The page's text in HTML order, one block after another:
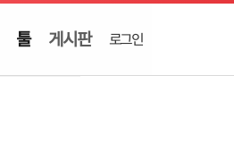
툴 게시판 로그인